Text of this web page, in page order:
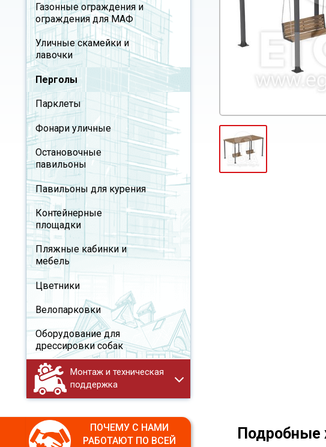
Газонные ограждения и
ограждения для МАФ
Уличные скамейки и
лавочки
Перголы
Парклеты
Фонари уличные
Остановочные
павильоны
Павильоны для курения
Контейнерные
площадки
Пляжные кабинки и
мебель
Цветники
Велопарковки
Оборудование для
дрессировки собак
Монтаж и техническая
поддержка
ПОЧЕМУ С НАМИ
РАБОТАЮТ ПО ВСЕЙ
Подробные